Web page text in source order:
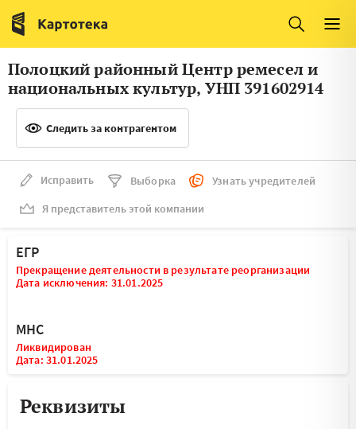
Италия
Люксембург
Литва
Латвия
Македония
Словения
Франция
Финляндия
Швеция
Мальта
Полоцкий районный Центр ремесел и
национальных культур, УНП 391602914
Следить за контрагентом
Исправить Выборка
Узнать учредителей
Я представитель этой компании
ЕГР
Прекращение деятельности в результате реорганизации
Дата исключения: 31.01.2025
МНС
Ликвидирован
Дата: 31.01.2025
Реквизиты